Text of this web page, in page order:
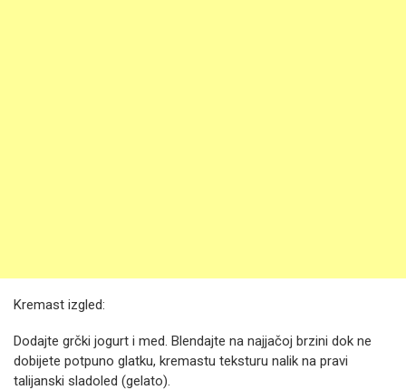
Kremast izgled:
Dodajte grčki jogurt i med. Blendajte na najjačoj brzini dok ne
dobijete potpuno glatku, kremastu teksturu nalik na pravi
talijanski sladoled (gelato).